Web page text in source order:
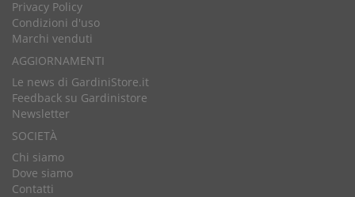
Privacy Policy
Condizioni d'uso
Marchi venduti
AGGIORNAMENTI
Le news di GardiniStore.it
Feedback su Gardinistore
Newsletter
SOCIETÀ
Chi siamo
Dove siamo
Contatti